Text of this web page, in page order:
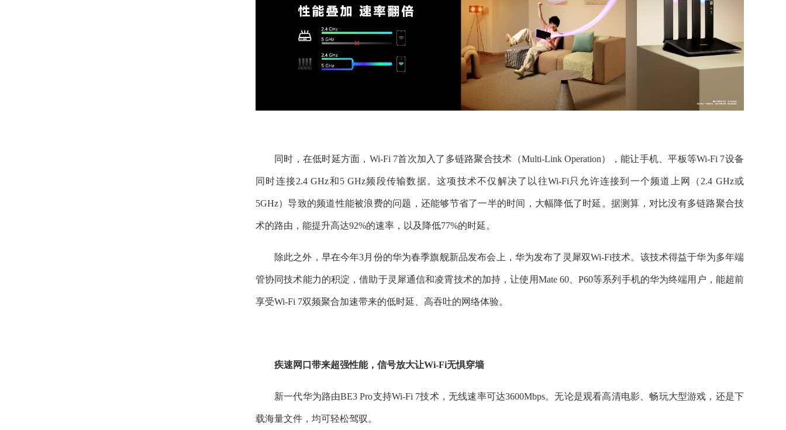
同时，在低时延方面，Wi-Fi 7首次加入了多链路聚合技术（Multi-Link Operation），能让手机、平板等Wi-Fi 7设备
同时连接2.4 GHz和5 GHz频段传输数据。这项技术不仅解决了以往Wi-Fi只允许连接到一个频道上网（2.4 GHz或
5GHz）导致的频道性能被浪费的问题，还能够节省了一半的时间，大幅降低了时延。据测算，对比没有多链路聚合技
术的路由，能提升高达92%的速率，以及降低77%的时延。
除此之外，早在今年3月份的华为春季旗舰新品发布会上，华为发布了灵犀双Wi-Fi技术。该技术得益于华为多年端
管协同技术能力的积淀，借助于灵犀通信和凌霄技术的加持，让使用Mate 60、P60等系列手机的华为终端用户，能超前
享受Wi-Fi 7双频聚合加速带来的低时延、高吞吐的网络体验。
疾速网口带来超强性能，信号放大让Wi-Fi无惧穿墙
新一代华为路由BE3 Pro支持Wi-Fi 7技术，无线速率可达3600Mbps。无论是观看高清电影、畅玩大型游戏，还是下
载海量文件，均可轻松驾驭。